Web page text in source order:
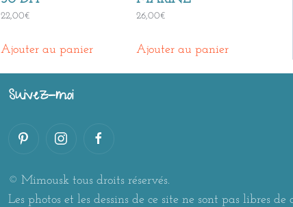
22,00€
Ajouter au panier
26,00€
Ajouter au panier
Suivez-moi
© Mimousk tous droits réservés.
Les photos et les dessins de ce site ne sont pas libres de